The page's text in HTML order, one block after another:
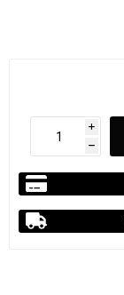
i
h